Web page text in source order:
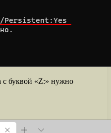
с буквой «Z:» нужно